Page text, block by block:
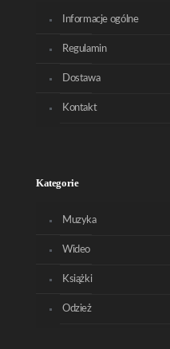
Informacje ogólne
Regulamin
Dostawa
Kontakt
Kategorie
Muzyka
Wideo
Książki
Odzież